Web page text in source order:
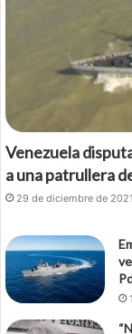
Venezuela
a una patrullera
29 de diciembre de 2021